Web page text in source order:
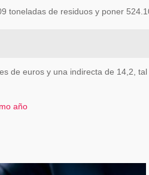
de residuos y poner
de euros y una indirecta de 14,2,
año